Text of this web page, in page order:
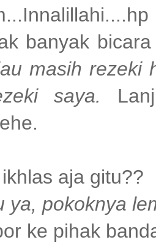
banyak
masih rezeki
saya.
aja gitu??
ya, pokoknya
ke pihak